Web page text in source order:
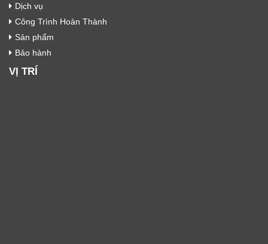
Dịch vụ
Công Trình Hoàn Thành
Sản phẩm
Bảo hành
VỊ TRÍ